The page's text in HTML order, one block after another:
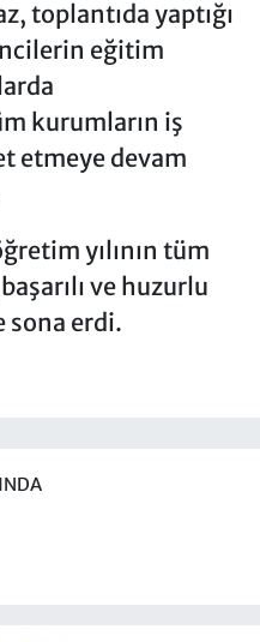
toplantıda yaptığı
eğitim
kurumların iş
etmeye devam
yılının tüm
ve huzurlu
sona erdi.